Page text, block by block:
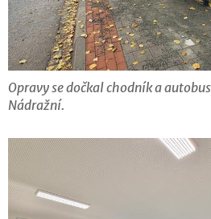
Opravy se dočkal chodník a
Nádražní.